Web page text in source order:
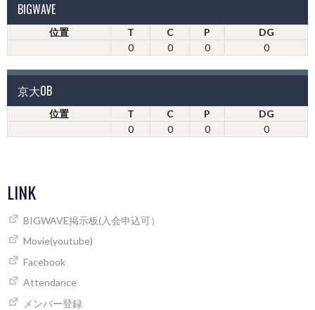
BIGWAVE
位置 T C P
DG
0
0 0 0
京大OB
位置 T C P
DG
0
0 0 0
LINK
BIGWAVE掲示板(入会申込可）
Movie(youtube)
Facebook
Attendance
メンバー登録